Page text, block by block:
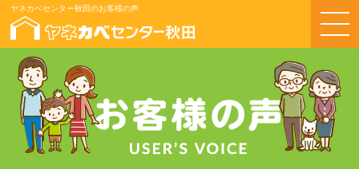
ヤネカベセンター秋田のお客様の声